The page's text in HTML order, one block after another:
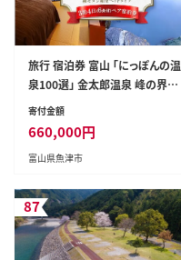
旅行 宿泊券 富山 「にっぽんの温
泉100選」 金太郎温泉 峰の界和
モダン和室ベッドタイプ 3泊6食
温泉 富山県 ※北海道・沖縄・離
島への配送不可
寄付金額
660,000円
富山県魚津市
87